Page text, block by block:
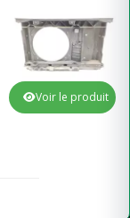
Voir le produit